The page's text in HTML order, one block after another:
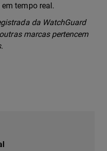
tempo real.
da WatchGuard
marcas pertencem